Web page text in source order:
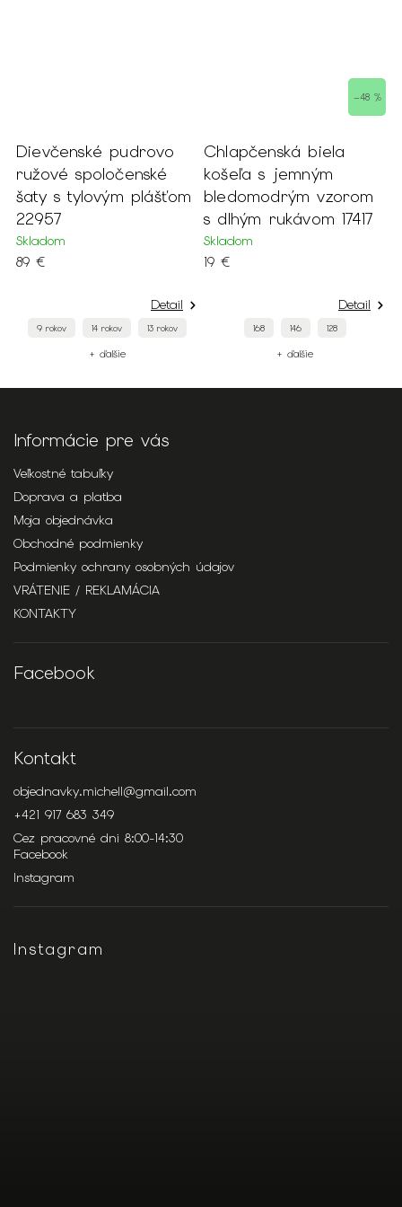
pudrovo
spoločenské
s tylovým plášťom
€
Detail
9 rokov 14 rokov 13 rokov
+ ďalšie
Chlapčenská biela
košeľa s jemným
bledomodrým vzorom
s dlhým rukávom 17417
Skladom
Detail
146 128
+ ďalšie
13 €
Informácie pre vás
Veľkostné tabuľky
Doprava a platba
Moja objednávka
Obchodné podmienky
Podmienky ochrany osobných údajov
VRÁTENIE / REKLAMÁCIA
KONTAKTY
Facebook
Kontakt
objednavky.michell@gmail.com
+421 917 683 349
Cez pracovné dni 8:00-14:30
Facebook
Instagram
Instagram